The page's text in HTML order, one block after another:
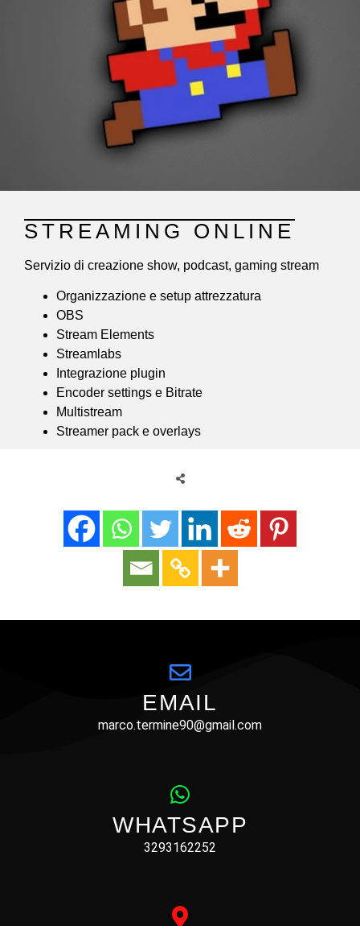
STREAMING ONLINE
Servizio di creazione show, podcast, gaming stream
Organizzazione e setup attrezzatura
OBS
Stream Elements
Streamlabs
Integrazione plugin
Encoder settings e Bitrate
Multistream
Streamer pack e overlays
EMAIL
marco.termine90@gmail.com
WHATSAPP
3293162252